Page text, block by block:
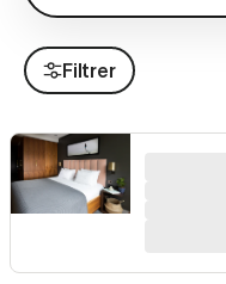
Filtrer